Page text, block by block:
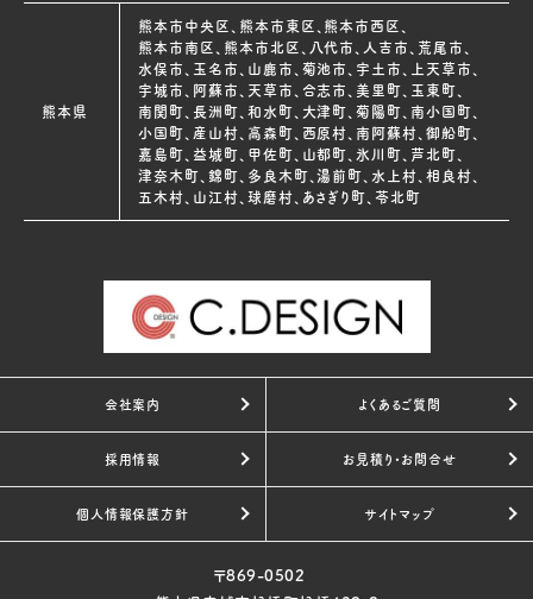
熊本県
熊本市中央区、熊本市東区、熊本市西区、
熊本市南区、熊本市北区、八代市、人吉市、荒尾市、
水俣市、玉名市、山鹿市、菊池市、宇土市、上天草市、
宇城市、阿蘇市、天草市、合志市、美里町、玉東町、
南関町、長洲町、和水町、大津町、菊陽町、南小国町、
小国町、産山村、高森町、西原村、南阿蘇村、御船町、
嘉島町、益城町、甲佐町、山都町、氷川町、芦北町、
津奈木町、錦町、多良木町、湯前町、水上村、相良村、
五木村、山江村、球磨村、あさぎり町、苓北町
会社案内 よくあるご質問
採用情報 お見積り・お問合せ
個人情報保護方針 サイトマップ
〒869-0502